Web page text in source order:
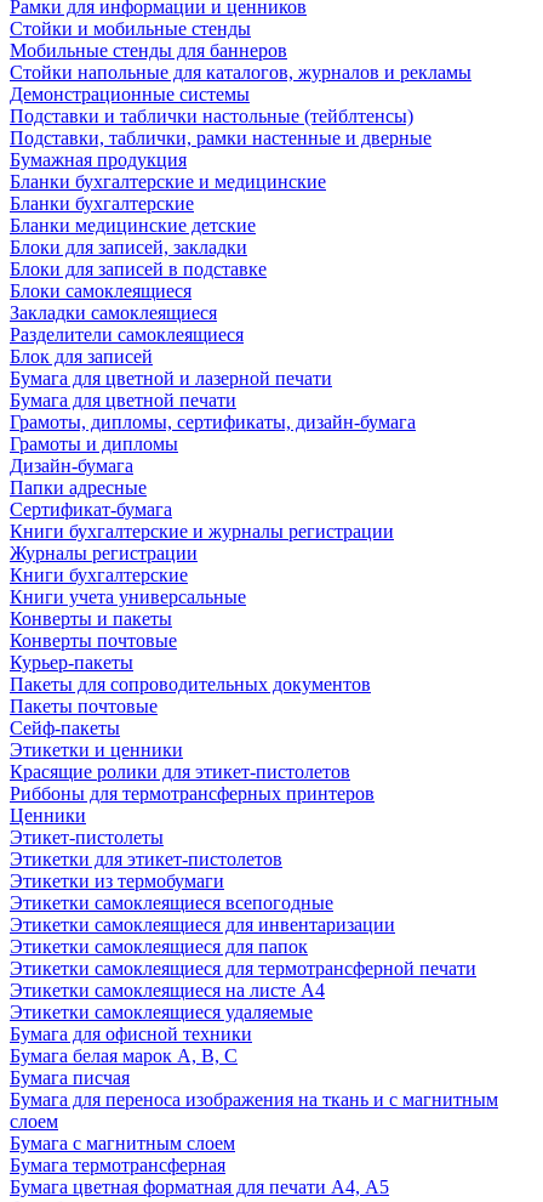
Рамки для информации и ценников
Стойки и мобильные стенды
Мобильные стенды для баннеров
Стойки напольные для каталогов, журналов и рекламы
Демонстрационные системы
Подставки и таблички настольные (тейблтенсы)
Подставки, таблички, рамки настенные и дверные
Бумажная продукция
Бланки бухгалтерские и медицинские
Бланки бухгалтерские
Бланки медицинские детские
Блоки для записей, закладки
Блоки для записей в подставке
Блоки самоклеящиеся
Закладки самоклеящиеся
Разделители самоклеящиеся
Блок для записей
Бумага для цветной и лазерной печати
Бумага для цветной печати
Грамоты, дипломы, сертификаты, дизайн-бумага
Грамоты и дипломы
Дизайн-бумага
Папки адресные
Сертификат-бумага
Книги бухгалтерские и журналы регистрации
Журналы регистрации
Книги бухгалтерские
Книги учета универсальные
Конверты и пакеты
Конверты почтовые
Курьер-пакеты
Пакеты для сопроводительных документов
Пакеты почтовые
Сейф-пакеты
Этикетки и ценники
Красящие ролики для этикет-пистолетов
Риббоны для термотрансферных принтеров
Ценники
Этикет-пистолеты
Этикетки для этикет-пистолетов
Этикетки из термобумаги
Этикетки самоклеящиеся всепогодные
Этикетки самоклеящиеся для инвентаризации
Этикетки самоклеящиеся для папок
Этикетки самоклеящиеся для термотрансферной печати
Этикетки самоклеящиеся на листе А4
Этикетки самоклеящиеся удаляемые
Бумага для офисной техники
Бумага белая марок А, В, С
Бумага писчая
Бумага для переноса изображения на ткань и с магнитным
слоем
Бумага с магнитным слоем
Бумага термотрансферная
Бумага цветная форматная для печати А4, А5